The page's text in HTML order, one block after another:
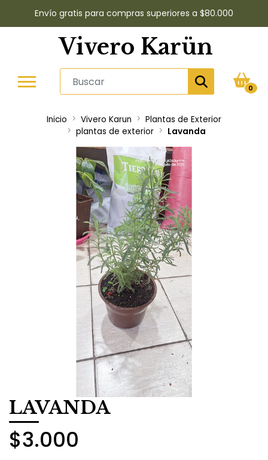
Envío gratis para compras superiores a $80.000
Vivero Karün
0
Inicio Vivero Karun
Plantas de Exterior
plantas de exterior
Lavanda
LAVANDA
$3.000